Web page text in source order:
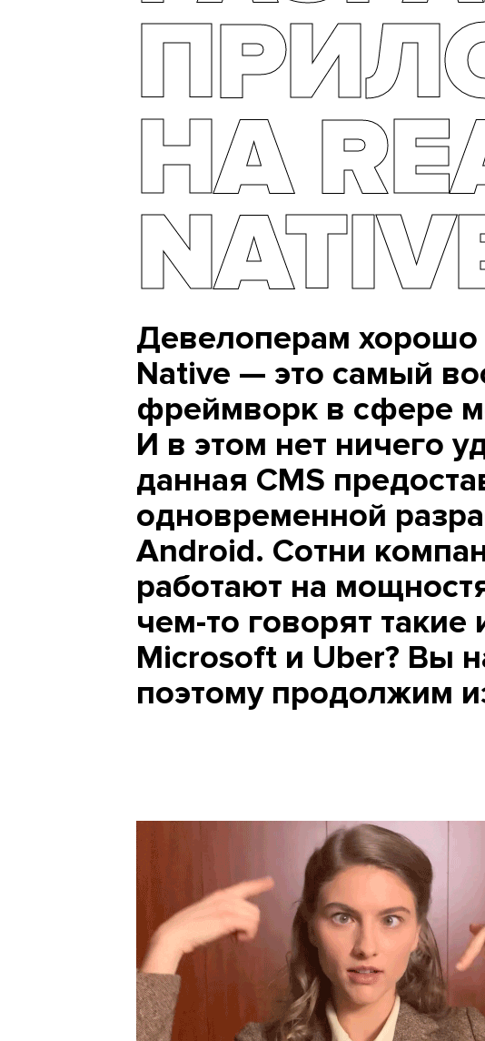
НА
Девелоперам хорошо
Native — это самый
фреймворк в сфере
И в этом нет ничего
данная CMS
одновременной
Android. Сотни
работают на
чем-то говорят
Microsoft и Uber? Вы
поэтому продолжим